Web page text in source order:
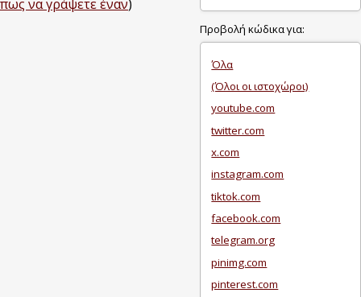
πως να γράψετε έναν)
Προβολή κώδικα για:
Όλα
(Όλοι οι ιστοχώροι)
youtube.com
twitter.com
x.com
instagram.com
tiktok.com
facebook.com
telegram.org
pinimg.com
pinterest.com